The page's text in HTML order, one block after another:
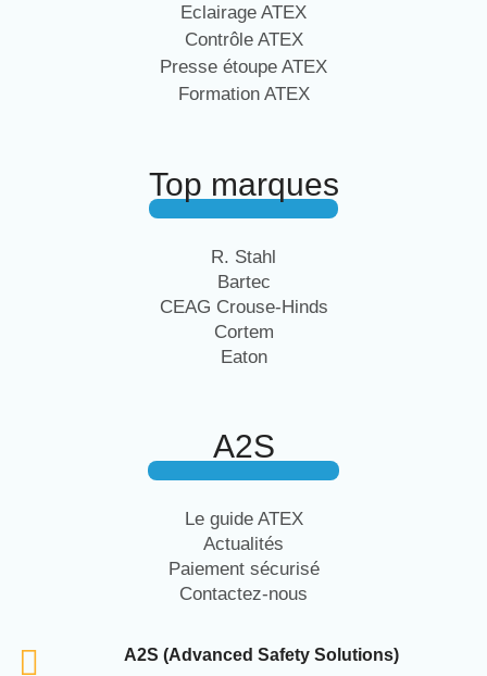
Eclairage ATEX
Contrôle ATEX
Presse étoupe ATEX
Formation ATEX
Top marques
R. Stahl
Bartec
CEAG Crouse-Hinds
Cortem
Eaton
A2S
Le guide ATEX
Actualités
Paiement sécurisé
Contactez-nous
A2S (Advanced Safety Solutions)